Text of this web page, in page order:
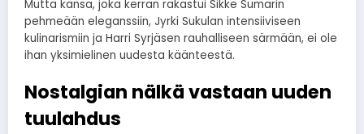
Mutta kansa, joka kerran rakastui Sikke Sumarin
pehmeään eleganssiin, Jyrki Sukulan intensiiviseen
kulinarismiin ja Harri Syrjäsen rauhalliseen särmään, ei ole
ihan yksimielinen uudesta käänteestä.
Nostalgian nälkä vastaan uuden
tuulahdus